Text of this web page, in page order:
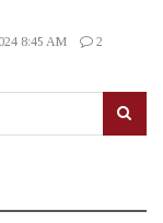
8:45 AM
2